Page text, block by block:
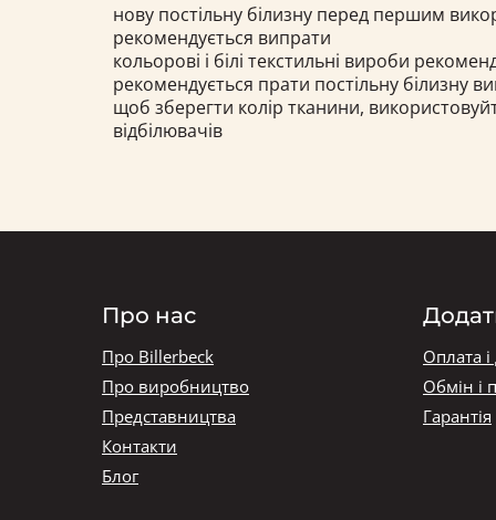
нову постільну білизну перед першим
рекомендується випрати
кольорові і білі текстильні вироби
рекомендується прати постільну білизну
щоб зберегти колір тканини,
відбілювачів
Про нас
Про Billerbeck
Про виробництво
Представництва
Контакти
Блог
Оплата і
Обмін і
Гарантія